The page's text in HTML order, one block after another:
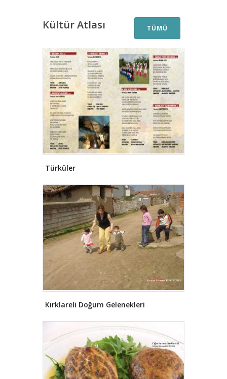
Kültür Atlası TÜMÜ
Türküler
Kırklareli Doğum Gelenekleri